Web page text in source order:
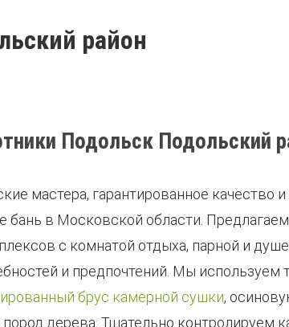
район
Подольск Подольский
мастера, гарантированное
бань в Московской области.
с комнатой отдыха, парной и
и предпочтений. Мы используем
брус камерной сушки,
дерева. Тщательно контролируем